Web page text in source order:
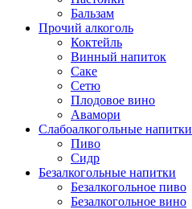
Бальзам
Прочий алкоголь
Коктейль
Винный напиток
Саке
Сетю
Плодовое вино
Авамори
Слабоалкогольные напитки
Пиво
Сидр
Безалкогольные напитки
Безалкогольное пиво
Безалкогольное вино